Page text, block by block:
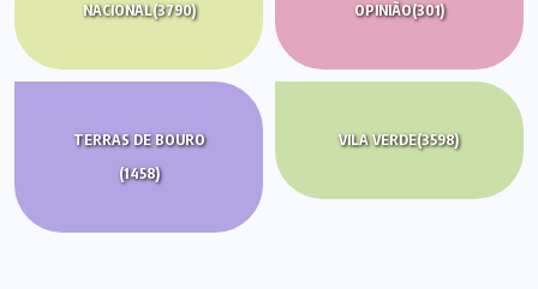
NACIONAL(3790) OPINIÃO(301)
TERRAS DE BOURO
(1458)
VILA VERDE(3598)